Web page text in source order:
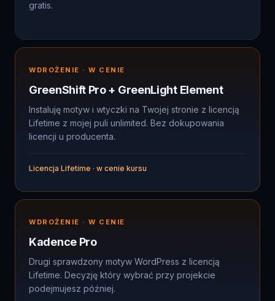
WDROŻENIE · W CENIE
GreenShift Pro + GreenLight Element
Instaluję motyw i wtyczki na Twojej stronie z licencją
Lifetime z mojej puli unlimited. Bez dokupowania
licencji u producenta.
Licencja Lifetime · w cenie kursu
WDROŻENIE · W CENIE
Kadence Pro
Drugi sprawdzony motyw WordPress z licencją
podejmujesz później.
Licencja Lifetime · w cenie kursu